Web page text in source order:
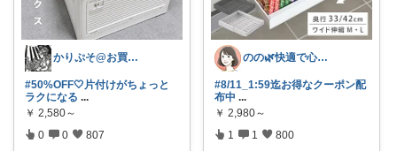
かりぷそ@お買い物の応援します
#50%OFF🤍片付けがちょっと
ラクになる ...
￥ 2,580～
0 0 807
のの🌿快適で心地よい暮らし♡
#8/11_1:59迄お得なクーポン配
布中 ...
￥ 2,980～
1 1 800